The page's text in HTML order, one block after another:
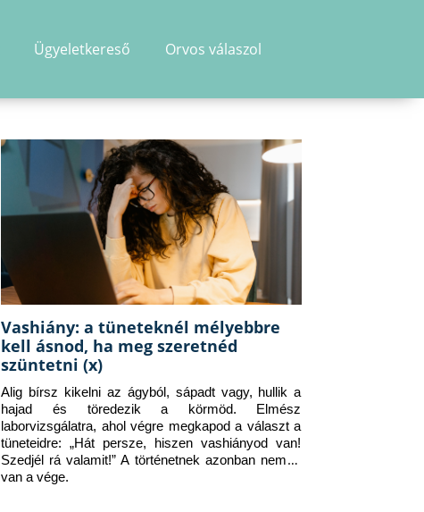
Ügyeletkereső Orvos válaszol
Vashiány: a tüneteknél mélyebbre
kell ásnod, ha meg szeretnéd
szüntetni (x)
Alig bírsz kikelni az ágyból, sápadt vagy, hullik a
hajad és töredezik a körmöd. Elmész
laborvizsgálatra, ahol végre megkapod a választ a
tüneteidre: „Hát persze, hiszen vashiányod van!
Szedjél rá valamit!” A történetnek azonban nem itt
van a vége.